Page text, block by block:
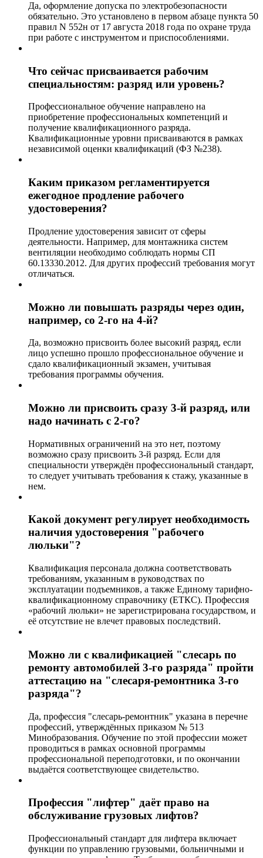
Да, оформление допуска по электробезопасности
обязательно. Это установлено в первом абзаце пункта 50
правил N 552н от 17 августа 2018 года по охране труда
при работе с инструментом и приспособлениями.
Что сейчас присваивается рабочим
специальностям: разряд или уровень?
Профессиональное обучение направлено на
приобретение профессиональных компетенций и
получение квалификационного разряда.
Квалификационные уровни присваиваются в рамках
независимой оценки квалификаций (ФЗ №238).
Каким приказом регламентируется
ежегодное продление рабочего
удостоверения?
Продление удостоверения зависит от сферы
деятельности. Например, для монтажника систем
вентиляции необходимо соблюдать нормы СП
60.13330.2012. Для других профессий требования могут
отличаться.
Можно ли повышать разряды через один,
например, со 2-го на 4-й?
Да, возможно присвоить более высокий разряд, если
лицо успешно прошло профессиональное обучение и
сдало квалификационный экзамен, учитывая
требования программы обучения.
Можно ли присвоить сразу 3-й разряд, или
надо начинать с 2-го?
Нормативных ограничений на это нет, поэтому
возможно сразу присвоить 3-й разряд. Если для
специальности утверждён профессиональный стандарт,
то следует учитывать требования к стажу, указанные в
нем.
Какой документ регулирует необходимость
наличия удостоверения "рабочего
люльки"?
Квалификация персонала должна соответствовать
требованиям, указанным в руководствах по
эксплуатации подъемников, а также Единому тарифно-
квалификационному справочнику (ЕТКС). Профессия
«рабочий люльки» не зарегистрирована государством, и
её отсутствие не влечет правовых последствий.
Можно ли с квалификацией "слесарь по
ремонту автомобилей 3-го разряда" пройти
аттестацию на "слесаря-ремонтника 3-го
разряда"?
Да, профессия "слесарь-ремонтник" указана в перечне
профессий, утверждённых приказом № 513
Минобразования. Обучение по этой профессии может
проводиться в рамках основной программы
профессиональной переподготовки, и по окончании
выдаётся соответствующее свидетельство.
Профессия "лифтер" даёт право на
обслуживание грузовых лифтов?
Профессиональный стандарт для лифтера включает
функции по управлению грузовыми, больничными и